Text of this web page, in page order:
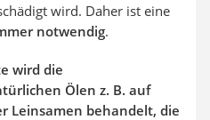
wird. Daher ist eine
notwendig.
wird die
Ölen z. B. auf
Leinsamen behandelt, die